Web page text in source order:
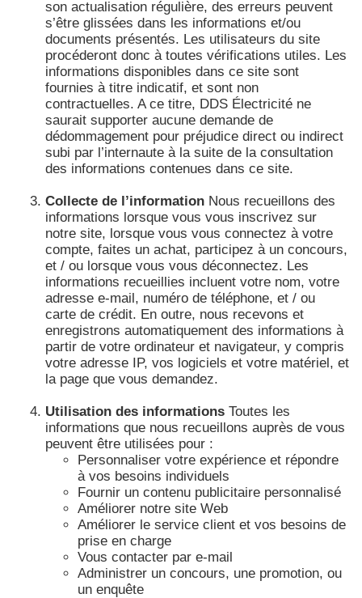
son actualisation régulière, des erreurs peuvent
s’être glissées dans les informations et/ou
documents présentés. Les utilisateurs du site
procéderont donc à toutes vérifications utiles. Les
informations disponibles dans ce site sont
fournies à titre indicatif, et sont non
contractuelles. A ce titre, DDS Électricité ne
saurait supporter aucune demande de
dédommagement pour préjudice direct ou indirect
subi par l’internaute à la suite de la consultation
des informations contenues dans ce site.
Collecte de l’information Nous recueillons des
informations lorsque vous vous inscrivez sur
notre site, lorsque vous vous connectez à votre
compte, faites un achat, participez à un concours,
et / ou lorsque vous vous déconnectez. Les
informations recueillies incluent votre nom, votre
adresse e-mail, numéro de téléphone, et / ou
carte de crédit. En outre, nous recevons et
enregistrons automatiquement des informations à
partir de votre ordinateur et navigateur, y compris
votre adresse IP, vos logiciels et votre matériel, et
la page que vous demandez.
Utilisation des informations Toutes les
informations que nous recueillons auprès de vous
peuvent être utilisées pour :
Personnaliser votre expérience et répondre
à vos besoins individuels
Fournir un contenu publicitaire personnalisé
Améliorer notre site Web
Améliorer le service client et vos besoins de
prise en charge
Vous contacter par e-mail
Administrer un concours, une promotion, ou
un enquête